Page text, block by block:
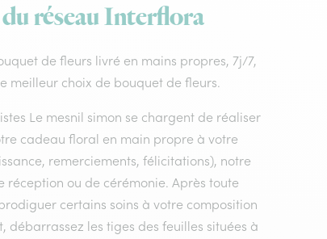
réseau Interflora
de fleurs livré en mains propres, 7j/7,
meilleur choix de bouquet de fleurs.
Le mesnil simon se chargent de réaliser
cadeau floral en main propre à votre
remerciements, félicitations), notre
ou de cérémonie. Après toute
certains soins à votre composition
les tiges des feuilles situées à